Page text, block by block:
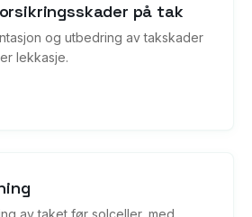
på tak
og utbedring av takskader
lekkasje.
av taket før solceller, med